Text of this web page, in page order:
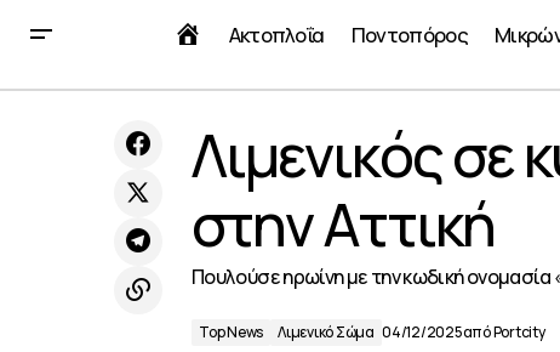
Αρχική
Ακτοπλοΐα Ποντοπόρος
Λιμάνι Ηρακλείου
Top
Λιμενικός σε
στην Αττική
Πουλούσε ηρωίνη με την κωδική
Top News Λιμενικό Σώμα 04/12/2025απόPortcity